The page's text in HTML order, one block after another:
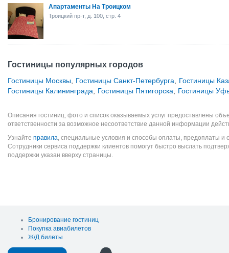
Апартаменты На Троицком
Троицкий пр-т, д. 100, стр. 4
Гостиницы популярных городов
Гостиницы Москвы Гостиницы Санкт-Петербурга
Гостиницы
Гостиницы Калининграда
Гостиницы Пятигорска Гостиницы
Описания гостиниц, фото и список оказываемых услуг предоставлены
ответственности за возможное несоответствие данной информации
Узнайте правила, специальные условия и способы оплаты, предоплаты и
Сотрудники сервиса поддержки клиентов помогут быстро выслать
поддержки указан вверху страницы.
Бронирование гостиниц
Покупка авиабилетов
Ж/Д билеты